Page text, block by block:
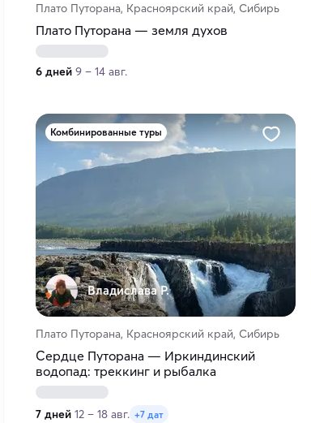
Плато Путорана, Красноярский край, Сибирь
Плато Путорана — земля духов
6 дней 9 – 14 авг.
Комбинированные туры
Владислава Р.
Плато Путорана, Красноярский край, Сибирь
Сердце Путорана — Иркиндинский
водопад: треккинг и рыбалка
7 дней 12 – 18 авг. +7 дат